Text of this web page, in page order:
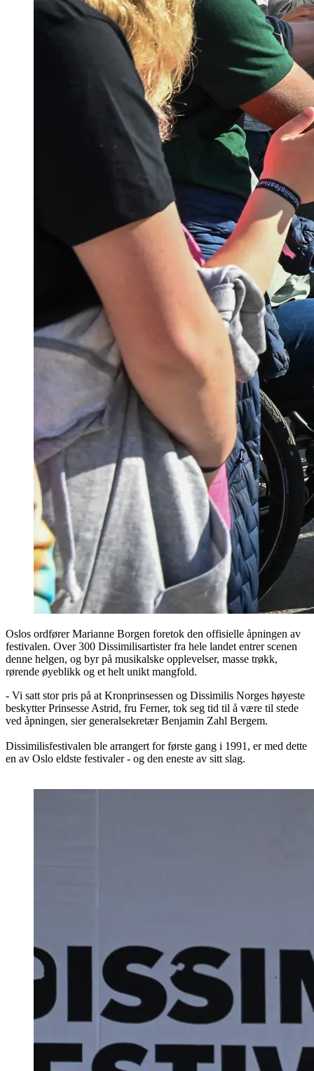
Oslos ordfører Marianne Borgen foretok den offisielle åpningen av
festivalen. Over 300 Dissimilisartister fra hele landet entrer scenen
denne helgen, og byr på musikalske opplevelser, masse trøkk,
rørende øyeblikk og et helt unikt mangfold.
- Vi satt stor pris på at Kronprinsessen og Dissimilis Norges høyeste
beskytter Prinsesse Astrid, fru Ferner, tok seg tid til å være til stede
ved åpningen, sier generalsekretær Benjamin Zahl Bergem.
Dissimilisfestivalen ble arrangert for første gang i 1991, er med dette
en av Oslo eldste festivaler - og den eneste av sitt slag.